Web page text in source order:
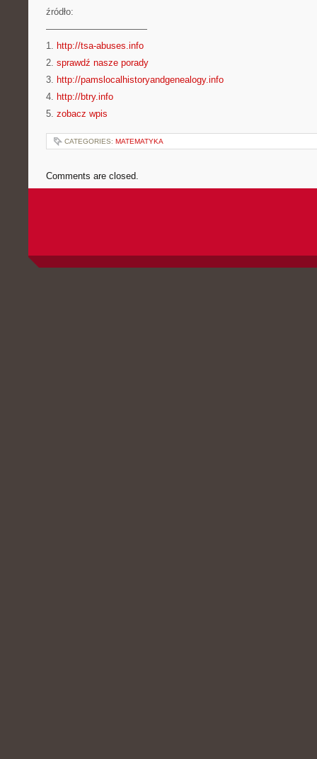
źródło:
———————————
1. http://tsa-abuses.info
2. sprawdź nasze porady
3. http://pamslocalhistoryandgenealogy.info
4. http://btry.info
5. zobacz wpis
CATEGORIES: MATEMATYKA
Comments are closed.